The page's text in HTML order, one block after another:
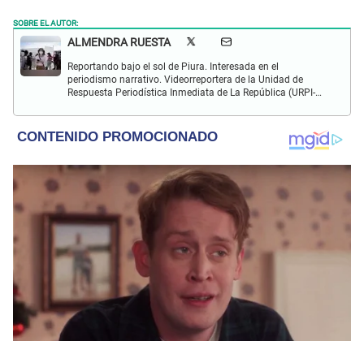
SOBRE EL AUTOR:
ALMENDRA RUESTA
Reportando bajo el sol de Piura. Interesada en el
periodismo narrativo. Videorreportera de la Unidad de
Respuesta Periodística Inmediata de La República (URPI-